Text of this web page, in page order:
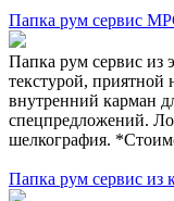
Папка рум сервис
Папка рум сервис из
текстурой,
внутренний карман
спецпредложений.
шелкография.
Папка рум сервис из